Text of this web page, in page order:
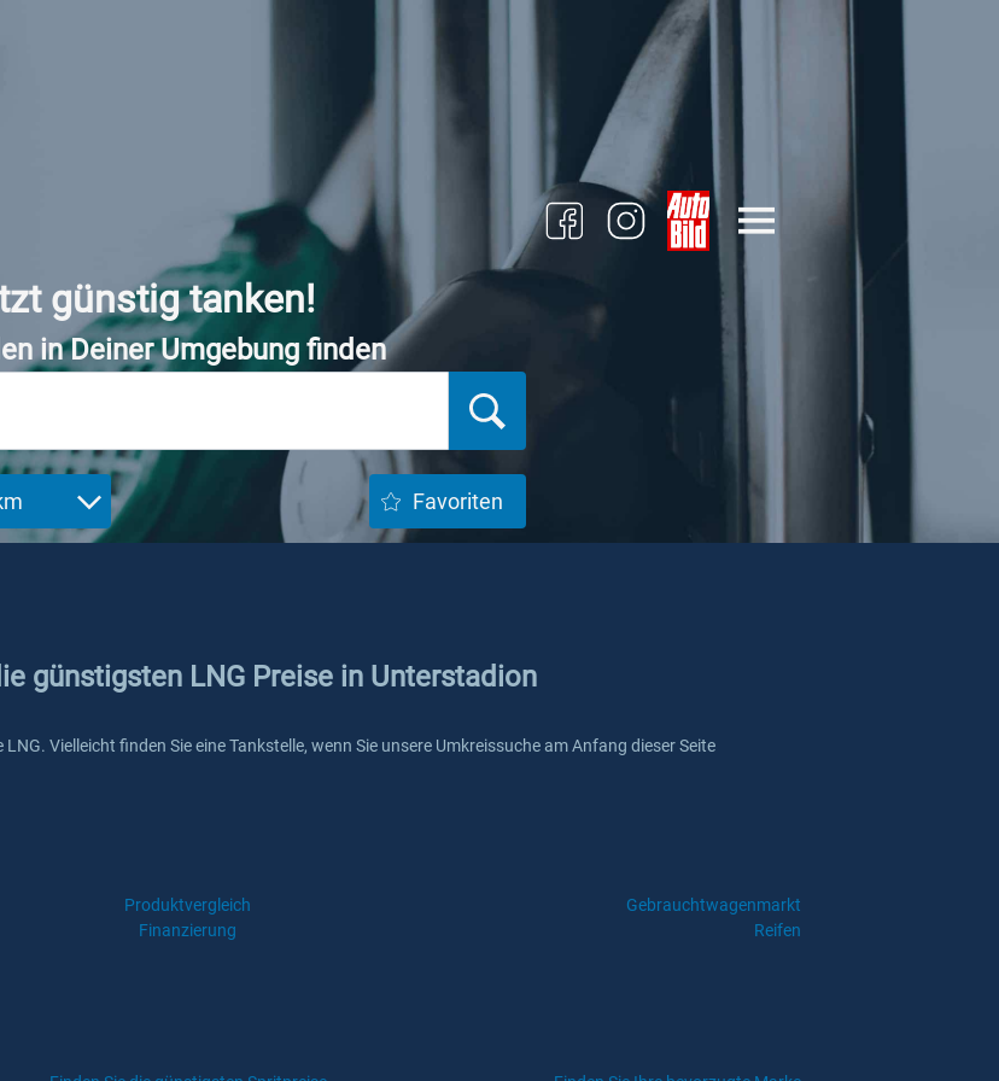
günstig tanken!
in Deiner Umgebung finden
Favoriten
günstigsten LNG Preise in Unterstadion
Vielleicht finden Sie eine Tankstelle, wenn Sie unsere Umkreissuche am Anfang dieser Seite
Produktvergleich
Gebrauchtwagenmarkt
Finanzierung
Reifen